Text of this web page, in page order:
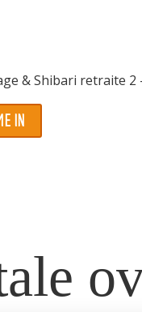
& Shibari retraite 2
IN